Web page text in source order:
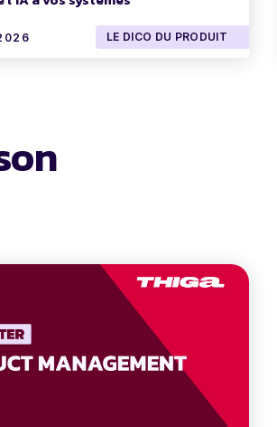
LE DICO DU PRODUIT